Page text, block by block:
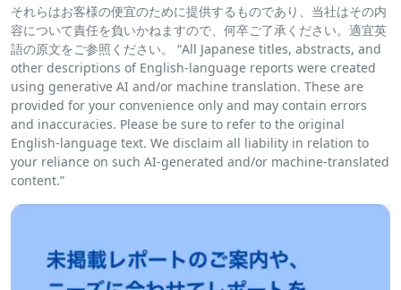
それらはお客様の便宜のために提供するものであり、当社はその内
容について責任を負いかねますので、何卒ご了承ください。適宜英
語の原文をご参照ください。 “All Japanese titles, abstracts, and
other descriptions of English-language reports were created
using generative AI and/or machine translation. These are
provided for your convenience only and may contain errors
and inaccuracies. Please be sure to refer to the original
English-language text. We disclaim all liability in relation to
your reliance on such AI-generated and/or machine-translated
content.”